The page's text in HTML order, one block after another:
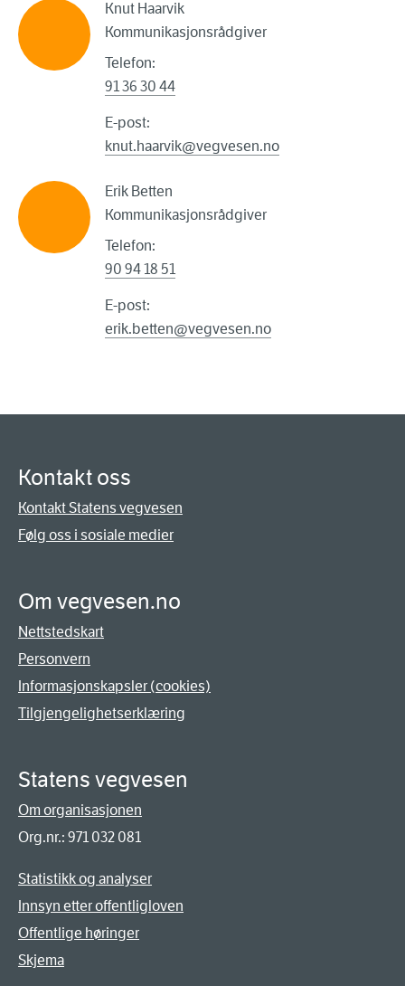
Knut Haarvik
Kommunikasjonsrådgiver
Telefon:
91 36 30 44
E-post:
knut.haarvik@vegvesen.no
Erik Betten
Kommunikasjonsrådgiver
Telefon:
90 94 18 51
E-post:
erik.betten@vegvesen.no
Kontakt oss
Kontakt Statens vegvesen
Følg oss i sosiale medier
Om vegvesen.no
Nettstedskart
Personvern
Informasjonskapsler (cookies)
Tilgjengelighetserklæring
Statens vegvesen
Om organisasjonen
Org.nr.: 971 032 081
Statistikk og analyser
Innsyn etter offentligloven
Offentlige høringer
Skjema